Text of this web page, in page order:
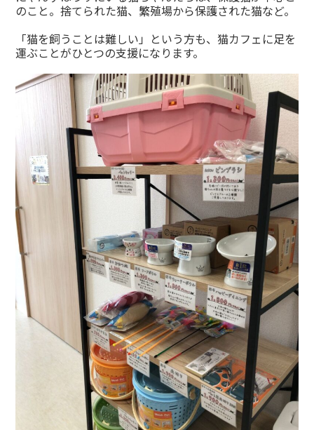
のこと。捨てられた猫、繁殖場から保護された猫など。
「猫を飼うことは難しい」という方も、猫カフェに足を
運ぶことがひとつの支援になります。